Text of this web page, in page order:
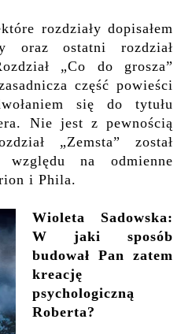
rozdziały dopisałem
oraz ostatni rozdział
„Co do grosza”
część powieści
się do tytułu
Nie jest z pewnością
„Zemsta” został
na odmienne
i Phila.
Wioleta Sadowska:
W jaki sposób
budował Pan zatem
kreację
psychologiczną
Roberta?